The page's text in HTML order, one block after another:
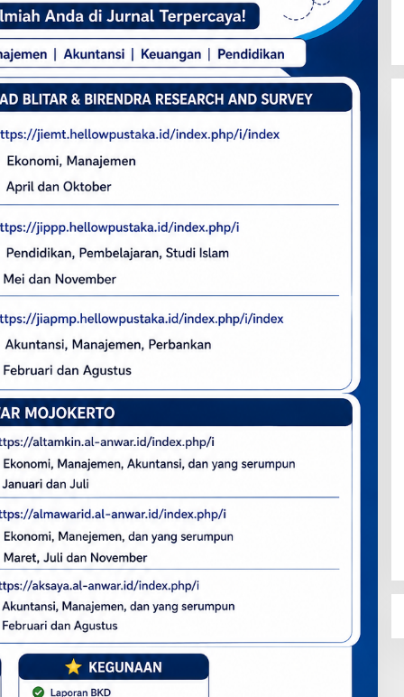
Mojokerto Gelar Kompetisi Video
Profil Kampus Berhadiah Jutaan
Rupiah